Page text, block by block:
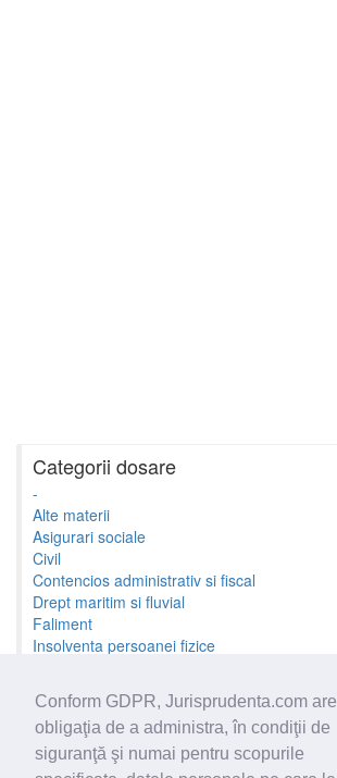
Conform GDPR, Jurisprudenta.com are
obligaţia de a administra, în condiţii de
siguranţă şi numai pentru scopurile
Categorii dosare
-
Alte materii
Asigurari sociale
Civil
Contencios administrativ si fiscal
Drept maritim si fluvial
Faliment
Insolventa persoanei fizice
Minori si familie
Penal
Proprietate Intelectuala